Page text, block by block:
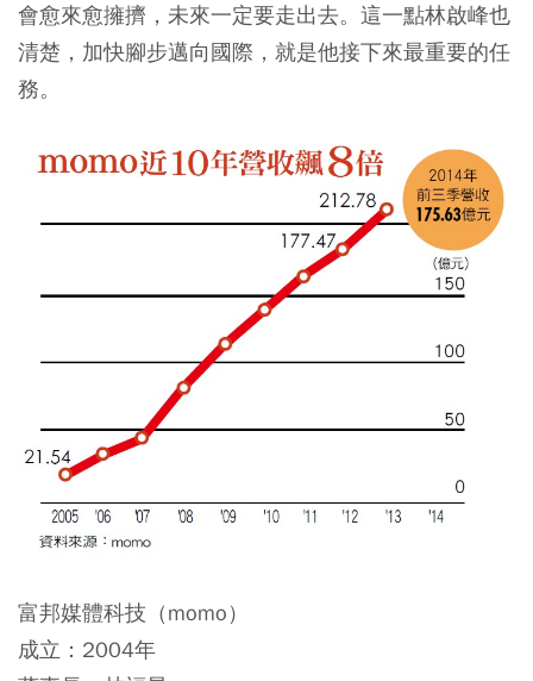
會愈來愈擁擠，未來一定要走出去。這一點林啟峰也
清楚，加快腳步邁向國際，就是他接下來最重要的任
務。
富邦媒體科技（momo）
成立：2004年